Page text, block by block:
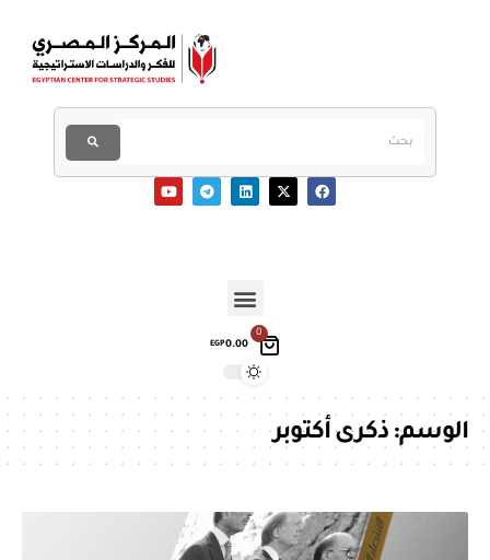
0
EGP0.00
الوسم:ذكرى أكتوبر